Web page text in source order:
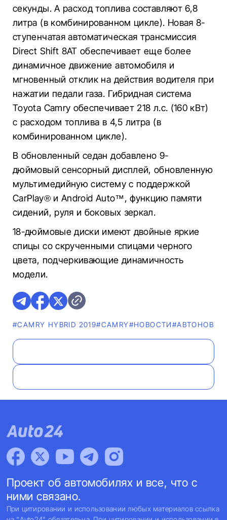
секунды. А расход топлива составляют 6,8
литра (в комбинированном цикле). Новая 8-
ступенчатая автоматическая трансмиссия
Direct Shift 8AT обеспечивает еще более
динамичное движение автомобиля и
мгновенный отклик на действия водителя при
нажатии педали газа. Гибридная система
Toyota Camry обеспечивает 218 л.с. (160 кВт)
с расходом топлива в 4,5 литра (в
комбинированном цикле).
В обновленный седан добавлено 9-
дюймовый сенсорный дисплей, обновленную
мультимедийную систему с поддержкой
CarPlay® и Android Auto™, функцию памяти
сидений, руля и боковых зеркал.
18-дюймовые диски имеют двойные яркие
спицы со скрученными спицами черного
цвета, подчеркивающие динамичность
модели.
#CAMRY HYBRID 2019#CAMRY#НОВОСТИ
Проект об автомобилях и все, что с
ними связано.
При цитировании и использовании любых материалов ссылка